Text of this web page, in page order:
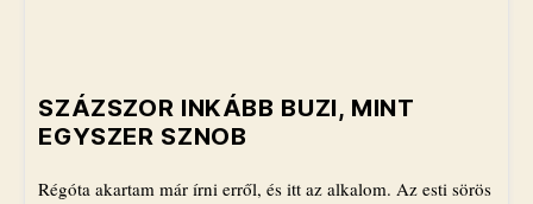
​SZÁZSZOR INKÁBB BUZI, MINT
EGYSZER SZNOB
Régóta akartam már írni erről, és itt az alkalom. Az esti sörös